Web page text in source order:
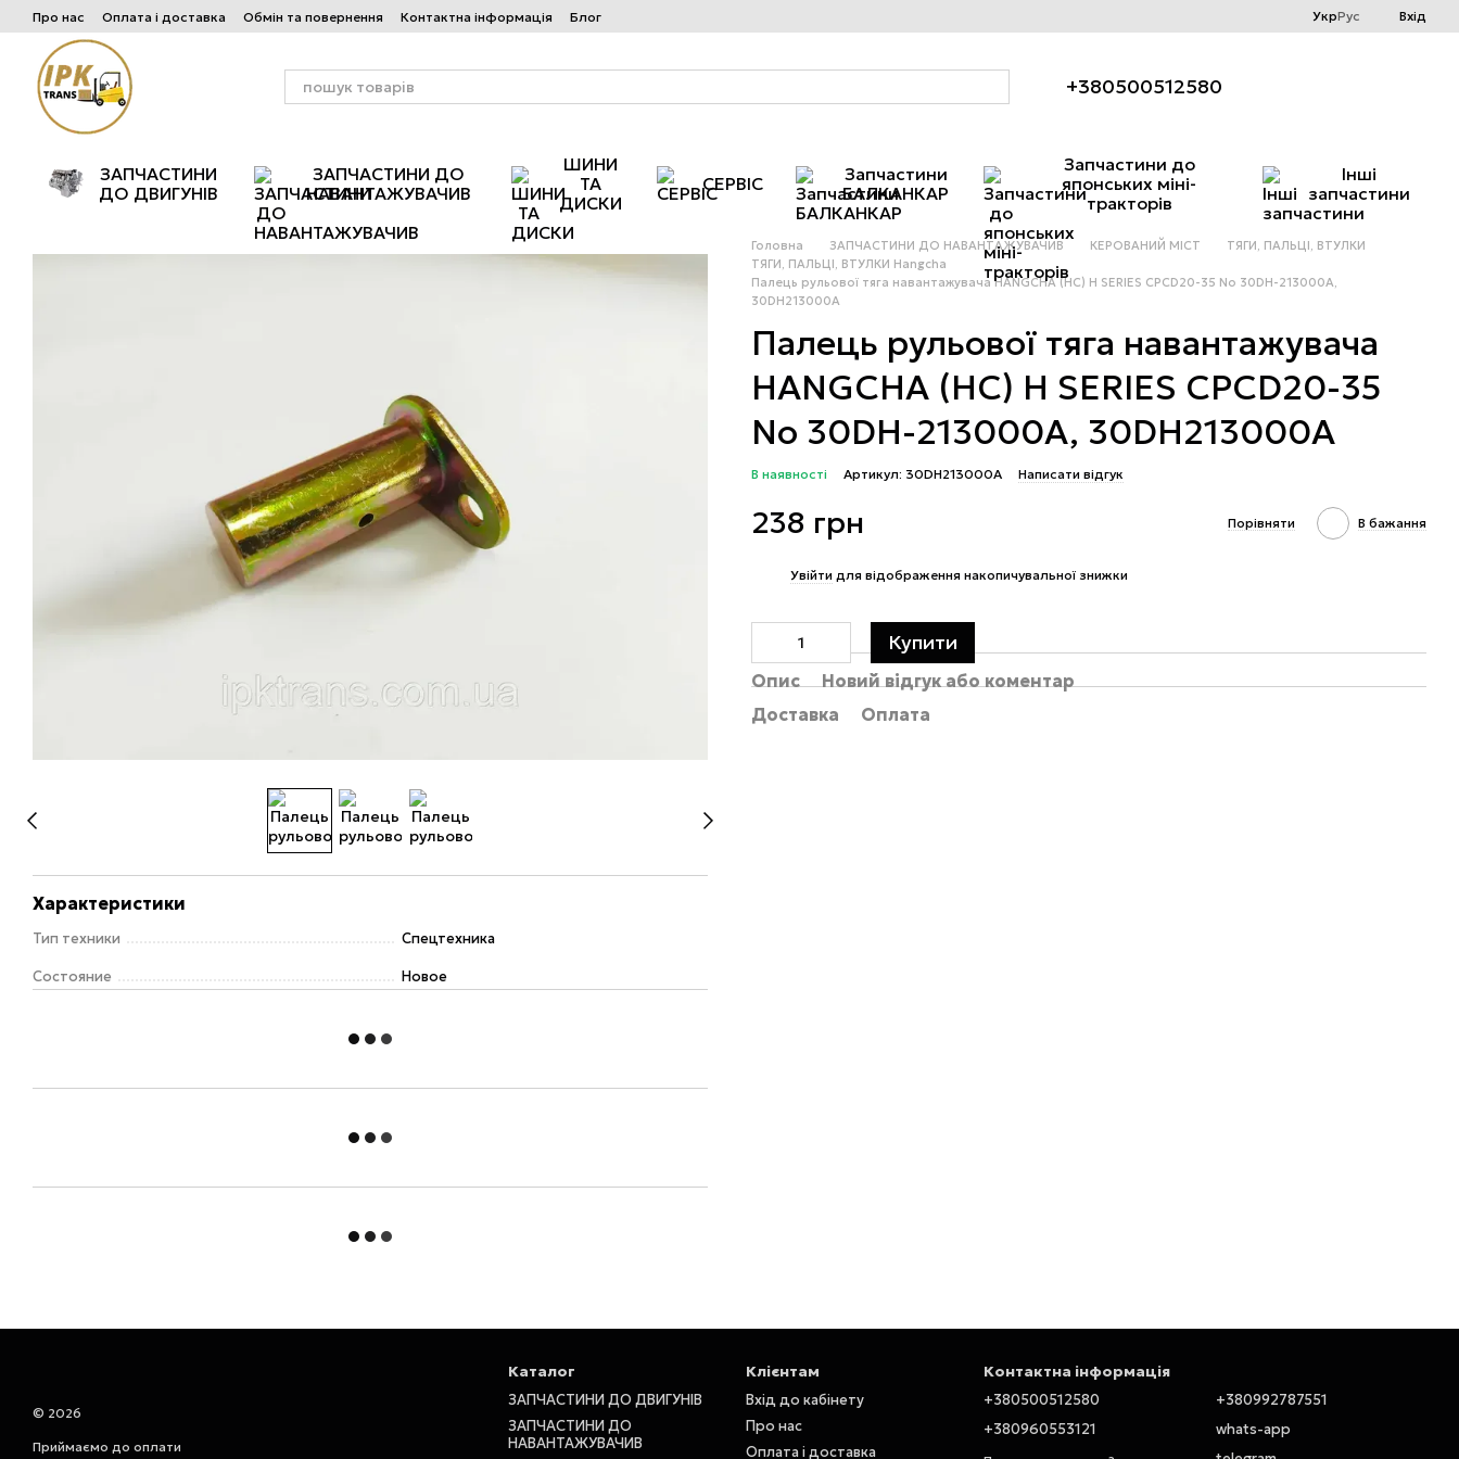
Перейти до основного контенту
Про нас Оплата і доставка Обмін та повернення Контактна інформація Блог УкрРус Вхід
+380500512580
ЗАПЧАСТИНИ
ДО ДВИГУНІВ
ЗАПЧАСТИНИ ДО
НАВАНТАЖУВАЧИВ
ШИНИ
ТА
ДИСКИ
СЕРВІС
Запчастини
БАЛКАНКАР
Запчастини до
японських міні-
тракторів
Інші
запчастини
Характеристики
Тип техники Спецтехника
Состояние Новое
Головна ЗАПЧАСТИНИ ДО НАВАНТАЖУВАЧИВ КЕРОВАНИЙ МІСТ
ТЯГИ, ПАЛЬЦІ, ВТУЛКИ
ТЯГИ, ПАЛЬЦІ, ВТУЛКИ Hangcha
Палець рульової тяга навантажувача HANGCHA (HC) H SERIES CPCD20-35 No 30DH-213000A,
30DH213000A
Палець рульової тяга навантажувача
HANGCHA (HC) H SERIES CPCD20-35
No 30DH-213000A, 30DH213000A
В наявності Артикул: 30DH213000A Написати відгук
238 грн Порівняти В бажання
Увійти для відображення накопичувальної знижки
Купити
Опис
Новий відгук або коментар
Доставка
Оплата
© 2026
Приймаємо до оплати
Каталог
ЗАПЧАСТИНИ ДО ДВИГУНІВ
ЗАПЧАСТИНИ ДО
НАВАНТАЖУВАЧИВ
Клієнтам
Вхід до кабінету
Про нас
Оплата і доставка
Контактна інформація
+380500512580
+380960553121
+380992787551
whats-app